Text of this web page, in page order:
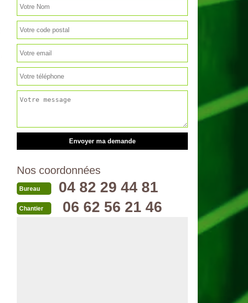
Nos coordonnées
Bureau 04 82 29 44 81
Chantier 06 62 56 21 46